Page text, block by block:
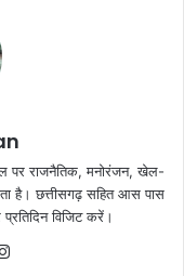
पर राजनैतिक, मनोरंजन, खेल-
है। छत्तीसगढ़ सहित आस पास
विजिट करें।